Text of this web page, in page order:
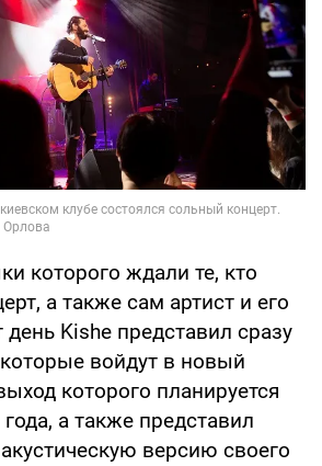
которого ждали те, кто
а также сам артист и его
день Kishe представил сразу
войдут в новый
которого планируется
а также представил
версию своего